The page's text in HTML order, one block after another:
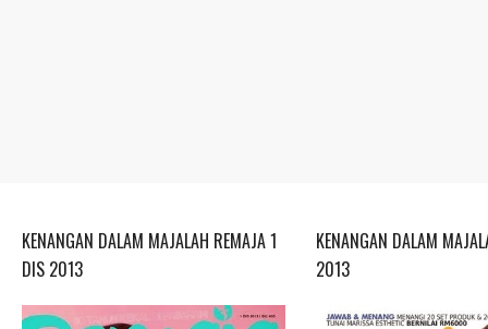
KENANGAN DALAM MAJALAH REMAJA 1
DIS 2013
KENANGAN DALAM
2013